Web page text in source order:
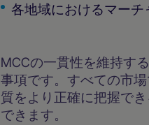
各地域におけるマーチ
MCCの一貫性を維持す
事項です。すべての市
質をより正確に把握で
できます。